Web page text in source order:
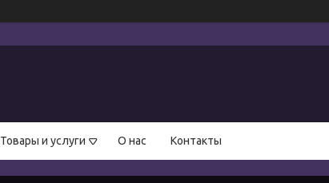
Товары и услуги О нас Контакты